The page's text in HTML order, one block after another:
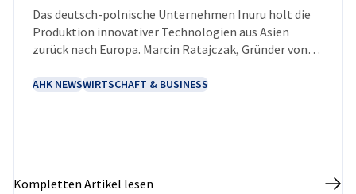
Das deutsch-polnische Unternehmen Inuru holt die
Produktion innovativer Technologien aus Asien
zurück nach Europa. Marcin Ratajczak, Gründer von
nachhaltig und zukunftsorientiert am Markt
AHK NEWSWIRTSCHAFT & BUSINESS
Kompletten Artikel lesen